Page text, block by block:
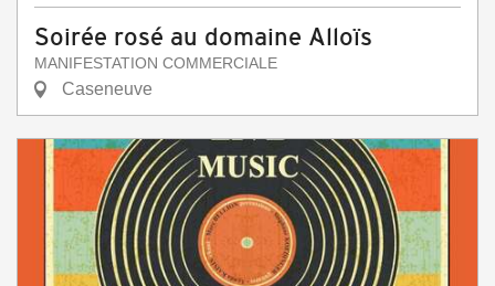
Soirée rosé au domaine Alloïs
MANIFESTATION COMMERCIALE
Caseneuve